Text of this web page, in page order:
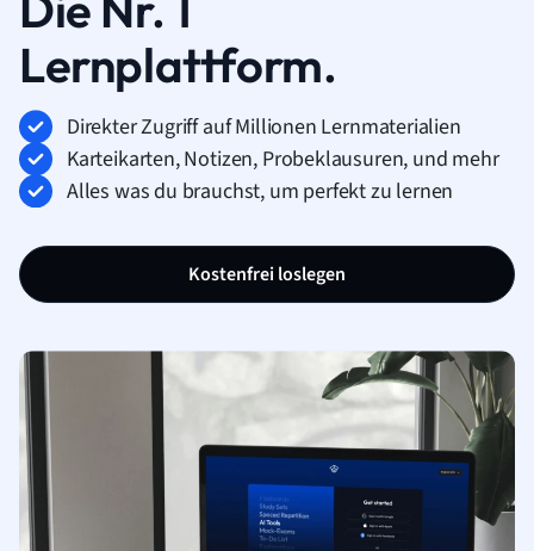
Lernplattform.
Direkter Zugriff auf Millionen Lernmaterialien
Karteikarten, Notizen, Probeklausuren, und mehr
Alles was du brauchst, um perfekt zu lernen
Kostenfrei loslegen